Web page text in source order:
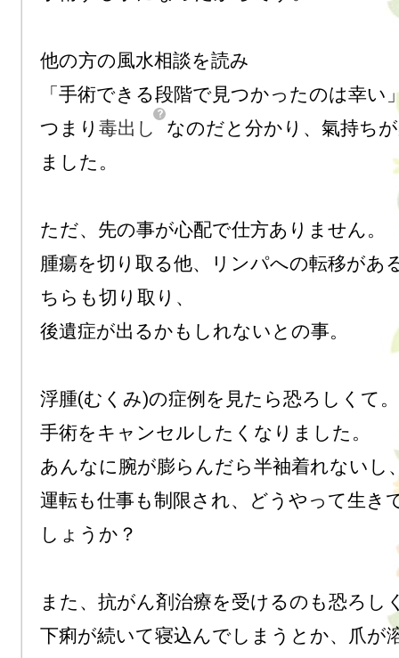
他の方の風水相談を読み
「手術できる段階で見つかったのは幸い
つまり 毒出し
なのだと分かり、氣持ち
ました。
ただ、先の事が心配で仕方ありません。
腫瘍を切り取る他、リンパへの転移があ
ちらも切り取り、
後遺症が出るかもしれないとの事。
浮腫(むくみ)の症例を見たら恐ろしくて
手術をキャンセルしたくなりました。
あんなに腕が膨らんだら半袖着れないし
運転も仕事も制限され、どうやって生き
しょうか？
また、抗がん剤治療を受けるのも恐ろし
下痢が続いて寝込んでしまうとか、爪が